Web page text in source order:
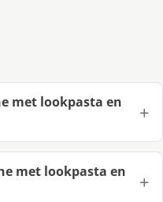
met lookpasta en
met lookpasta en